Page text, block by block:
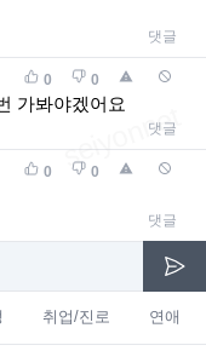
댓글
0 0
가봐야겠어요
댓글
0 0
댓글
취업/진로 연애